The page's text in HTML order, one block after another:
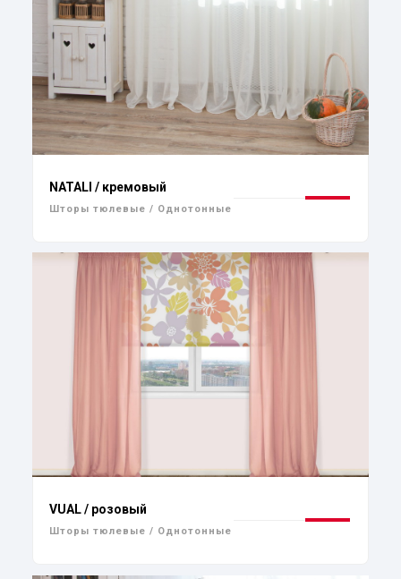
NATALI / кремовый
Шторы тюлевые / Однотонные
VUAL / розовый
Шторы тюлевые / Однотонные